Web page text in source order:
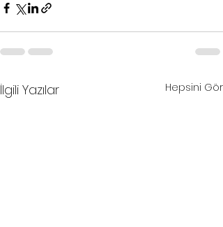
İlgili Yazılar Hepsini Gör